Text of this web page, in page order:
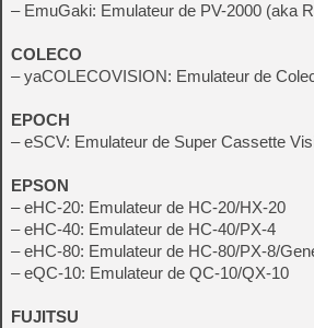
– EmuGaki: Emulateur de PV-2000 (aka
COLECO
– yaCOLECOVISION: Emulateur de
EPOCH
– eSCV: Emulateur de Super Cassette
EPSON
– eHC-20: Emulateur de HC-20/HX-20
– eHC-40: Emulateur de HC-40/PX-4
– eHC-80: Emulateur de HC-80/PX-8/
– eQC-10: Emulateur de QC-10/QX-10
FUJITSU